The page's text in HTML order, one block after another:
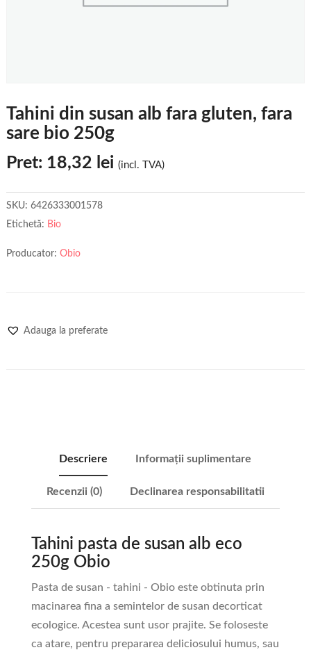
Tahini din susan alb fara gluten, fara
sare bio 250g
Pret: 18,32 lei (incl. TVA)
SKU: 6426333001578
Etichetă: Bio
Producator: Obio
Adauga la preferate
Descriere Informații suplimentare
Recenzii (0) Declinarea responsabilitatii
Tahini pasta de susan alb eco
250g Obio
Pasta de susan - tahini - Obio este obtinuta prin
macinarea fina a semintelor de susan decorticat
ecologice. Acestea sunt usor prajite. Se foloseste
ca atare, pentru prepararea deliciosului humus, sau